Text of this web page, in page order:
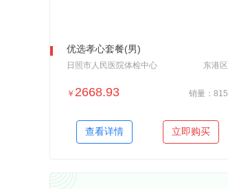
＋加入对比
优选孝心套餐(男)
日照市人民医院体检中心 东港区
￥ 2668.93 销量：815
查看详情 立即购买